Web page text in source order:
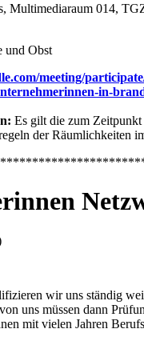
Multimediaraum 014,
und Obst
meeting/
in-
Es gilt die zum
der Räumlichkeiten
wir uns ständig
uns müssen dann
mit vielen Jahren